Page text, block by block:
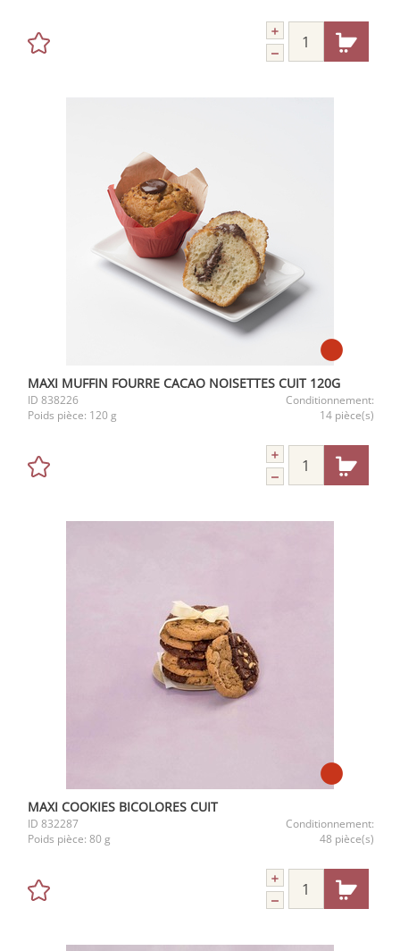
MAXI MUFFIN FOURRE CACAO NOISETTES CUIT 120G
ID 838226
Conditionnement:
Poids pièce: 120 g 14 pièce(s)
MAXI COOKIES BICOLORES CUIT
ID 832287
Conditionnement:
Poids pièce: 80 g 48 pièce(s)